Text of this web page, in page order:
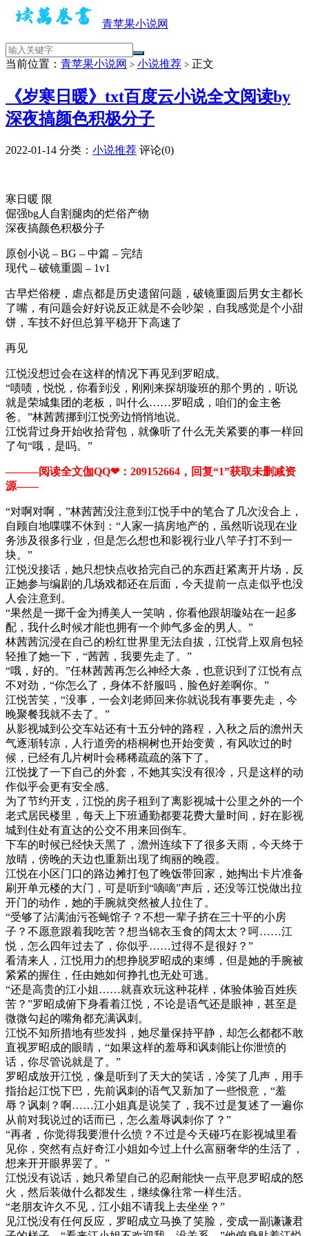
青苹果小说网
当前位置： 青苹果小说网 > 小说推荐 > 正文
《岁寒日暖》txt百度云小说全文阅读by
深夜搞颜色积极分子
2022-01-14 分类： 小说推荐 评论(0)
寒日暖 限
倔强bg人自割腿肉的烂俗产物
深夜搞颜色积极分子
原创小说 – BG – 中篇 – 完结
现代 – 破镜重圆 – 1v1
古早烂俗梗，虐点都是历史遗留问题，破镜重圆后男女主都长
了嘴，有问题会好好说反正就是不会吵架，自我感觉是个小甜
饼，车技不好但总算平稳开下高速了
再见
江悦没想过会在这样的情况下再见到罗昭成。
“啧啧，悦悦，你看到没，刚刚来探胡璇班的那个男的，听说
就是荣城集团的老板，叫什么……罗昭成，咱们的金主爸
爸。”林茜茜挪到江悦旁边悄悄地说。
江悦背过身开始收拾背包，就像听了什么无关紧要的事一样回
了句“哦，是吗。”
———阅读全文伽QQ❤：209152664，回复“1”获取未删减资
源—​​​​—
“对啊对啊，”林茜茜没注意到江悦手中的笔合了几次没合上，
自顾自地喋喋不休到：“人家一搞房地产的，虽然听说现在业
务涉及很多行业，但是怎么想也和影视行业八竿子打不到一
块。”
江悦没接话，她只想快点收拾完自己的东西赶紧离开片场，反
正她参与编剧的几场戏都还在后面，今天提前一点走似乎也没
人会注意到。
“果然是一掷千金为搏美人一笑呐，你看他跟胡璇站在一起多
配，我什么时候才能也拥有一个帅气多金的男人。”
林茜茜沉浸在自己的粉红世界里无法自拔，江悦背上双肩包轻
轻推了她一下，“茜茜，我要先走了。”
“哦，好的。”任林茜茜再怎么神经大条，也意识到了江悦有点
不对劲，“你怎么了，身体不舒服吗，脸色好差啊你。”
江悦苦笑，“没事，一会刘老师回来你就说我有事要先走，今
晚聚餐我就不去了。”
从影视城到公交车站还有十五分钟的路程，入秋之后的澹州天
气逐渐转凉，人行道旁的梧桐树也开始变黄，有风吹过的时
候，已经有几片树叶会稀稀疏疏的落下了。
江悦拢了一下自己的外套，不她其实没有很冷，只是这样的动
作似乎会更有安全感。
为了节约开支，江悦的房子租到了离影视城十公里之外的一个
老式居民楼里，每天上下班通勤都要花费大量时间，好在影视
城到住处有直达的公交不用来回倒车。
下车的时候已经快天黑了，澹州连续下了很多天雨，今天终于
放晴，傍晚的天边也重新出现了绚丽的晚霞。
江悦在小区门口的路边摊打包了晚饭带回家，她掏出卡片准备
刷开单元楼的大门，可是听到“嘀嘀”声后，还没等江悦做出拉
开门的动作，她的手腕就突然被人拉住了。
“受够了沾满油污苍蝇馆子？不想一辈子挤在三十平的小房
子？不愿意跟着我吃苦？想当锦衣玉食的阔太太？呵……江
悦，怎么四年过去了，你似乎……过得不是很好？”
看清来人，江悦用力的想挣脱罗昭成的束缚，但是她的手腕被
紧紧的握住，任由她如何挣扎也无处可逃。
“还是高贵的江小姐……就喜欢玩这种花样，体验体验百姓疾
苦？”罗昭成俯下身看着江悦，不论是语气还是眼神，甚至是
微微勾起的嘴角都充满讽刺。
江悦不知所措地有些发抖，她尽量保持平静，却怎么都都不敢
直视罗昭成的眼睛，“如果这样的羞辱和讽刺能让你泄愤的
话，你尽管说就是了。”
罗昭成放开江悦，像是听到了天大的笑话，冷笑了几声，用手
指抬起江悦下巴，先前讽刺的语气又新加了一些恨意，“羞
辱？讽刺？啊……江小姐真是说笑了，我不过是复述了一遍你
从前对我说过的话而已，怎么羞辱讽刺你了？”
“再者，你觉得我要泄什么愤？不过是今天碰巧在影视城里看
见你，突然有点好奇江小姐如今过上什么富丽奢华的生活了，
想来开开眼界罢了。”
江悦没有说话，她只希望自己的忍耐能快一点平息罗昭成的怒
火，然后装做什么都发生，继续像往常一样生活。
“老朋友许久不见，江小姐不请我上去坐坐？”
见江悦没有任何反应，罗昭成立马换了笑脸，变成一副谦谦君